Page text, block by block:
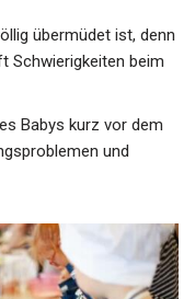
übermüdet ist, denn
Schwierigkeiten beim
Babys kurz vor dem
und